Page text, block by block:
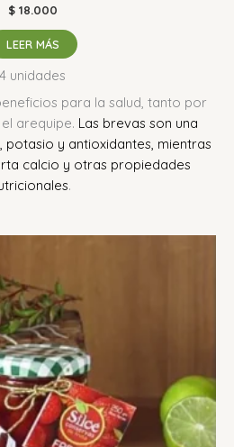
$18.000
LEER MÁS
4 unidades
para la salud, tanto por
arequipe. Las brevas son una
y antioxidantes, mientras
calcio y otras propiedades
.